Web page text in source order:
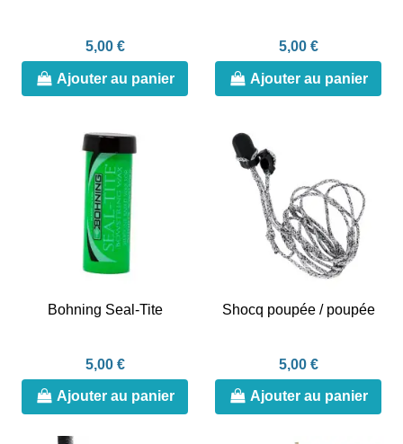
5,00 €
Ajouter au panier
5,00 €
Ajouter au panier
Bohning Seal-Tite
5,00 €
Ajouter au panier
Shocq poupée / poupée
5,00 €
Ajouter au panier